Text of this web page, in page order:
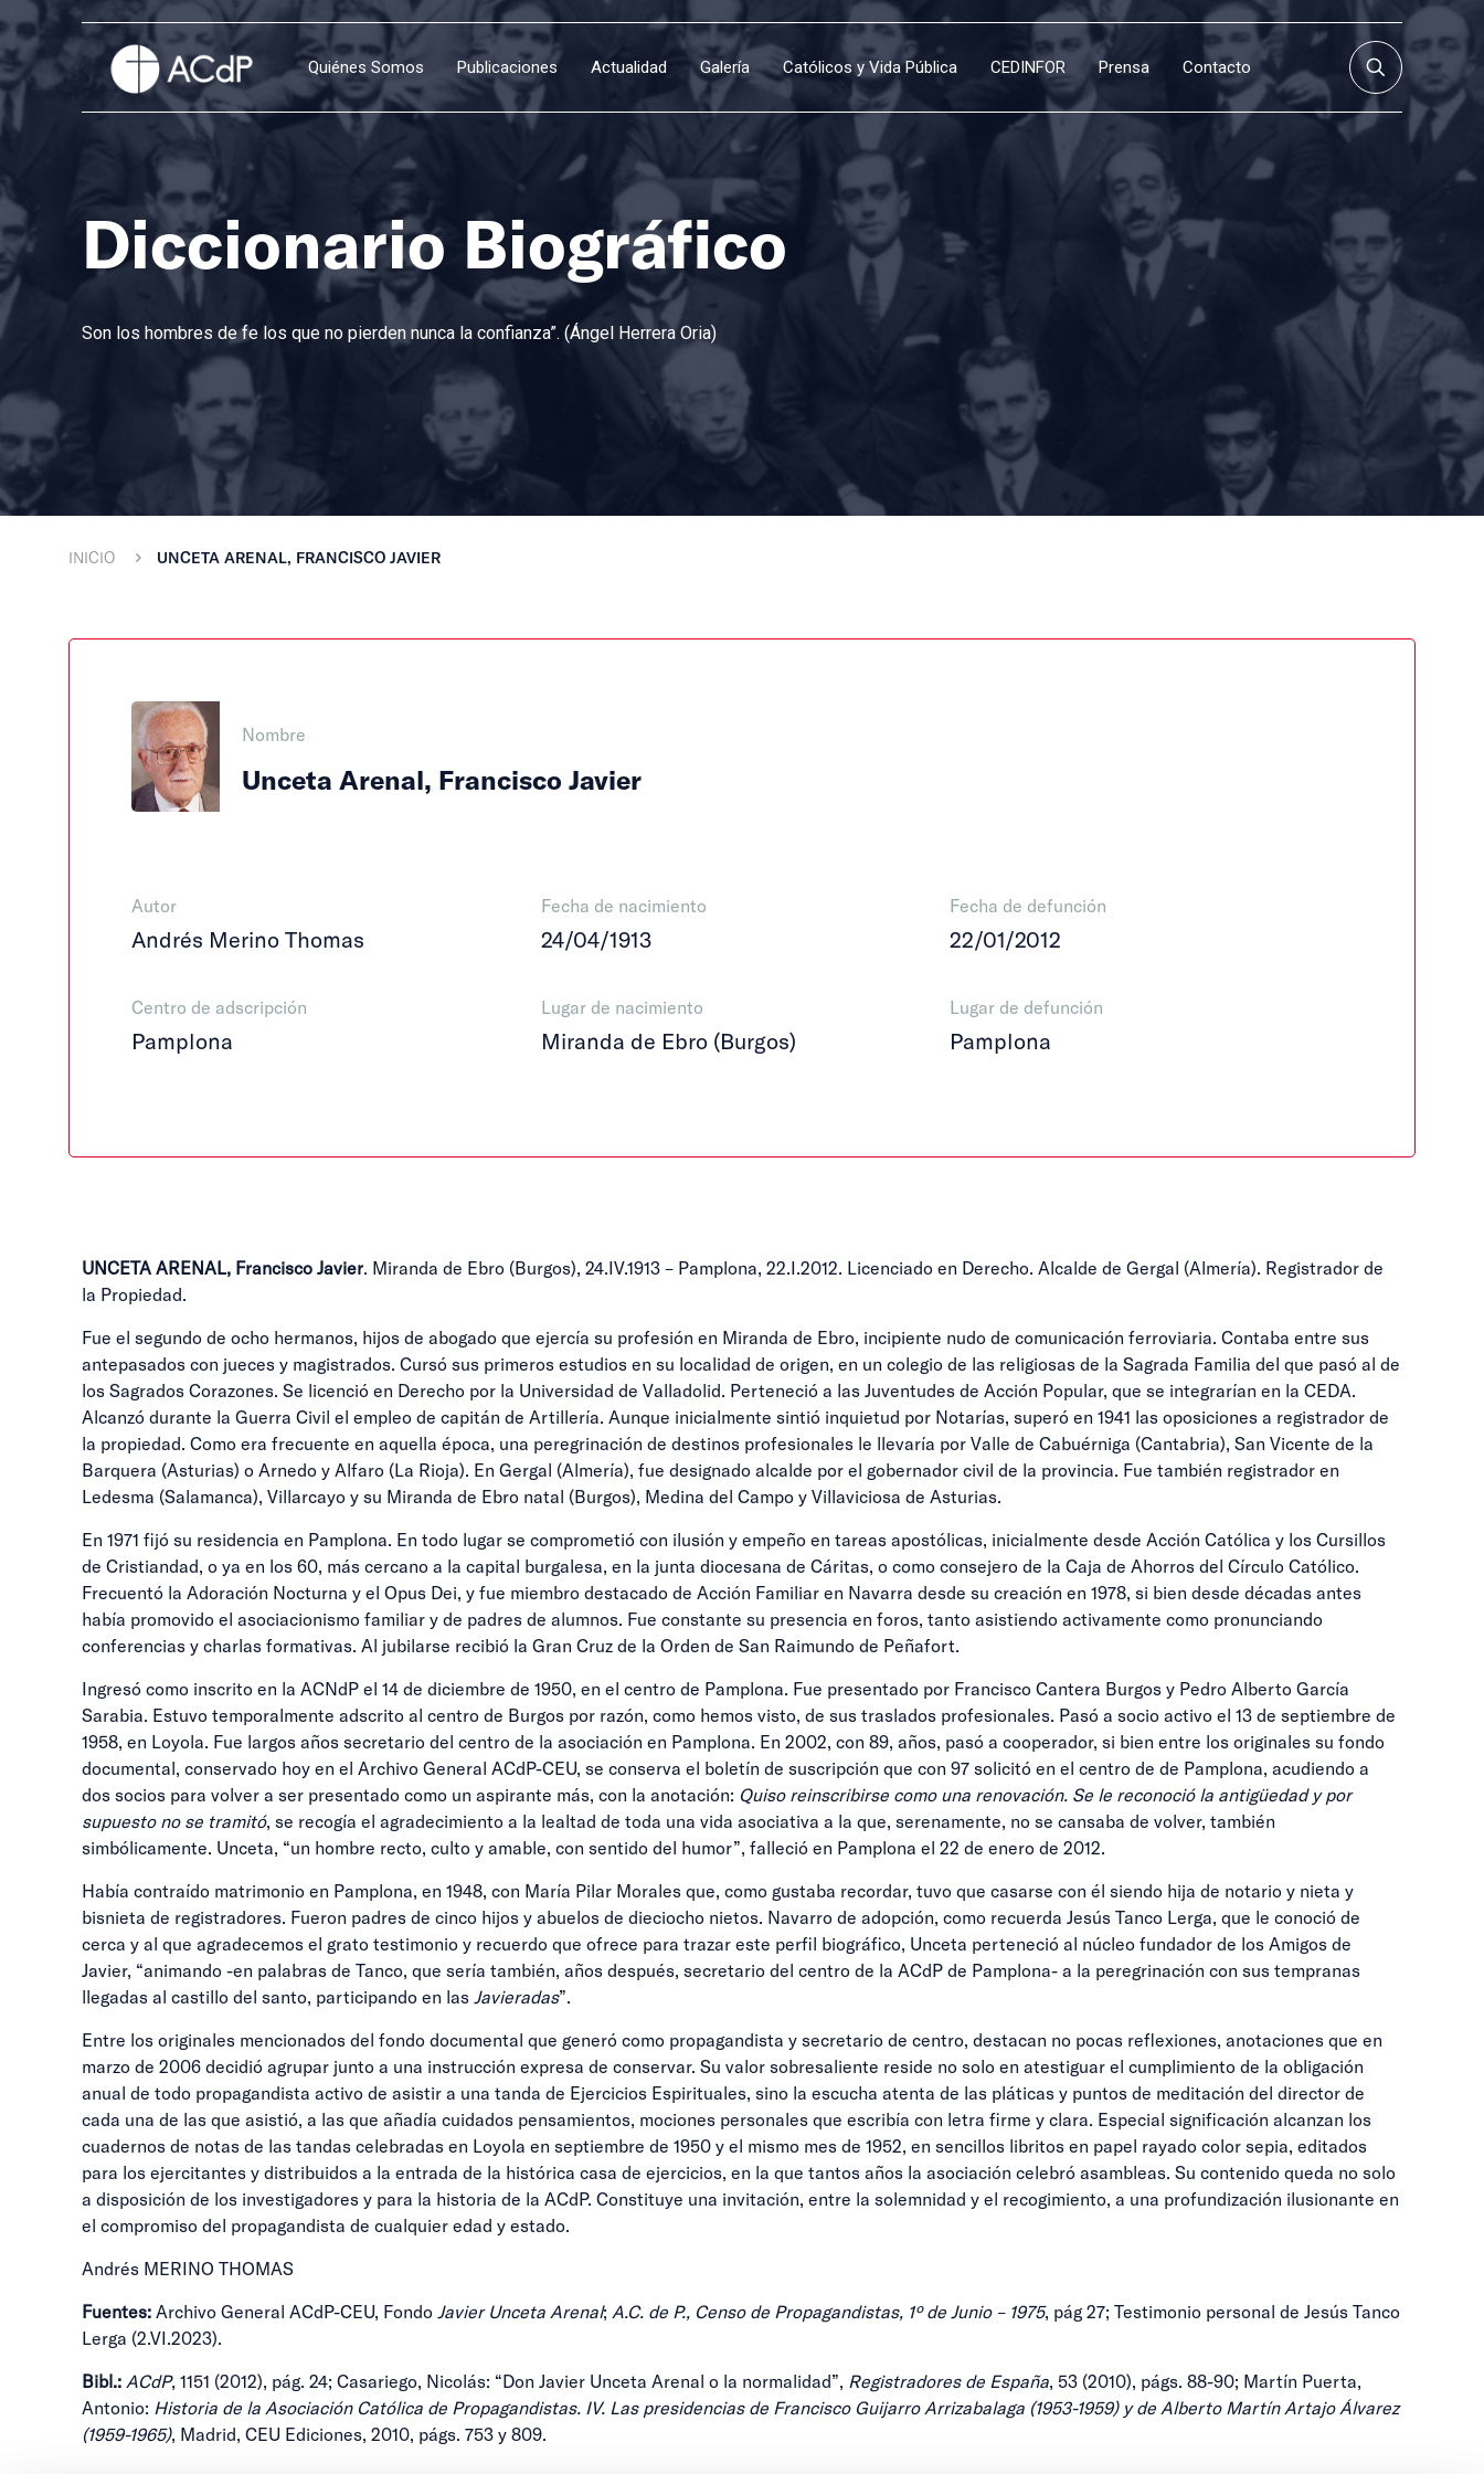
Quiénes Somos Publicaciones Actualidad Galería Católicos y Vida Pública CEDINFOR Prensa Contacto
Diccionario Biográfico
Son los hombres de fe los que no pierden nunca la confianza”. (Ángel Herrera Oria)
INICIO UNCETA ARENAL, FRANCISCO JAVIER
Nombre
Unceta Arenal, Francisco Javier
Autor
Andrés Merino Thomas
Centro de adscripción
Pamplona
Fecha de nacimiento
24/04/1913
Lugar de nacimiento
Miranda de Ebro (Burgos)
Fecha de defunción
22/01/2012
Lugar de defunción
Pamplona
UNCETA ARENAL, Francisco Javier. Miranda de Ebro (Burgos), 24.IV.1913 – Pamplona, 22.I.2012. Licenciado en Derecho. Alcalde de Gergal (Almería). Registrador de
la Propiedad.
Fue el segundo de ocho hermanos, hijos de abogado que ejercía su profesión en Miranda de Ebro, incipiente nudo de comunicación ferroviaria. Contaba entre sus
antepasados con jueces y magistrados. Cursó sus primeros estudios en su localidad de origen, en un colegio de las religiosas de la Sagrada Familia del que pasó al de
los Sagrados Corazones. Se licenció en Derecho por la Universidad de Valladolid. Perteneció a las Juventudes de Acción Popular, que se integrarían en la CEDA.
Alcanzó durante la Guerra Civil el empleo de capitán de Artillería. Aunque inicialmente sintió inquietud por Notarías, superó en 1941 las oposiciones a registrador de
la propiedad. Como era frecuente en aquella época, una peregrinación de destinos profesionales le llevaría por Valle de Cabuérniga (Cantabria), San Vicente de la
Barquera (Asturias) o Arnedo y Alfaro (La Rioja). En Gergal (Almería), fue designado alcalde por el gobernador civil de la provincia. Fue también registrador en
Ledesma (Salamanca), Villarcayo y su Miranda de Ebro natal (Burgos), Medina del Campo y Villaviciosa de Asturias.
En 1971 fijó su residencia en Pamplona. En todo lugar se comprometió con ilusión y empeño en tareas apostólicas, inicialmente desde Acción Católica y los Cursillos
de Cristiandad, o ya en los 60, más cercano a la capital burgalesa, en la junta diocesana de Cáritas, o como consejero de la Caja de Ahorros del Círculo Católico.
Frecuentó la Adoración Nocturna y el Opus Dei, y fue miembro destacado de Acción Familiar en Navarra desde su creación en 1978, si bien desde décadas antes
había promovido el asociacionismo familiar y de padres de alumnos. Fue constante su presencia en foros, tanto asistiendo activamente como pronunciando
conferencias y charlas formativas. Al jubilarse recibió la Gran Cruz de la Orden de San Raimundo de Peñafort.
Ingresó como inscrito en la ACNdP el 14 de diciembre de 1950, en el centro de Pamplona. Fue presentado por Francisco Cantera Burgos y Pedro Alberto García
Sarabia. Estuvo temporalmente adscrito al centro de Burgos por razón, como hemos visto, de sus traslados profesionales. Pasó a socio activo el 13 de septiembre de
1958, en Loyola. Fue largos años secretario del centro de la asociación en Pamplona. En 2002, con 89, años, pasó a cooperador, si bien entre los originales su fondo
documental, conservado hoy en el Archivo General ACdP-CEU, se conserva el boletín de suscripción que con 97 solicitó en el centro de de Pamplona, acudiendo a
dos socios para volver a ser presentado como un aspirante más, con la anotación: Quiso reinscribirse como una renovación. Se le reconoció la antigüedad y por
supuesto no se tramitó, se recogía el agradecimiento a la lealtad de toda una vida asociativa a la que, serenamente, no se cansaba de volver, también
simbólicamente. Unceta, “un hombre recto, culto y amable, con sentido del humor”, falleció en Pamplona el 22 de enero de 2012.
Había contraído matrimonio en Pamplona, en 1948, con María Pilar Morales que, como gustaba recordar, tuvo que casarse con él siendo hija de notario y nieta y
bisnieta de registradores. Fueron padres de cinco hijos y abuelos de dieciocho nietos. Navarro de adopción, como recuerda Jesús Tanco Lerga, que le conoció de
cerca y al que agradecemos el grato testimonio y recuerdo que ofrece para trazar este perfil biográfico, Unceta perteneció al núcleo fundador de los Amigos de
Javier, “animando -en palabras de Tanco, que sería también, años después, secretario del centro de la ACdP de Pamplona- a la peregrinación con sus tempranas
llegadas al castillo del santo, participando en las Javieradas”.
Entre los originales mencionados del fondo documental que generó como propagandista y secretario de centro, destacan no pocas reflexiones, anotaciones que en
marzo de 2006 decidió agrupar junto a una instrucción expresa de conservar. Su valor sobresaliente reside no solo en atestiguar el cumplimiento de la obligación
anual de todo propagandista activo de asistir a una tanda de Ejercicios Espirituales, sino la escucha atenta de las pláticas y puntos de meditación del director de
cada una de las que asistió, a las que añadía cuidados pensamientos, mociones personales que escribía con letra firme y clara. Especial significación alcanzan los
cuadernos de notas de las tandas celebradas en Loyola en septiembre de 1950 y el mismo mes de 1952, en sencillos libritos en papel rayado color sepia, editados
para los ejercitantes y distribuidos a la entrada de la histórica casa de ejercicios, en la que tantos años la asociación celebró asambleas. Su contenido queda no solo
a disposición de los investigadores y para la historia de la ACdP. Constituye una invitación, entre la solemnidad y el recogimiento, a una profundización ilusionante en
el compromiso del propagandista de cualquier edad y estado.
Andrés MERINO THOMAS
Fuentes: Archivo General ACdP-CEU, Fondo Javier Unceta Arenal; A.C. de P., Censo de Propagandistas, 1º de Junio – 1975, pág 27; Testimonio personal de Jesús Tanco
Lerga (2.VI.2023).
Bibl.: ACdP, 1151 (2012), pág. 24; Casariego, Nicolás: “Don Javier Unceta Arenal o la normalidad”, Registradores de España, 53 (2010), págs. 88-90; Martín Puerta,
Antonio: Historia de la Asociación Católica de Propagandistas. IV. Las presidencias de Francisco Guijarro Arrizabalaga (1953-1959) y de Alberto Martín Artajo Álvarez
(1959-1965), Madrid, CEU Ediciones, 2010, págs. 753 y 809.